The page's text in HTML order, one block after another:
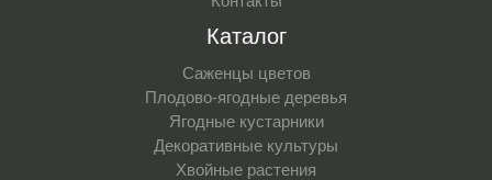
Каталог
Саженцы цветов
Плодово-ягодные деревья
Ягодные кустарники
Декоративные культуры
Хвойные растения